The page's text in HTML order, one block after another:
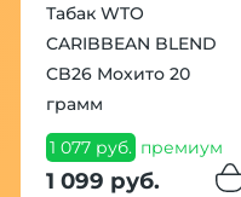
Табак WTO
CARIBBEAN BLEND
CB26 Мохито 20
грамм
1 077 руб. премиум
1 099 руб.